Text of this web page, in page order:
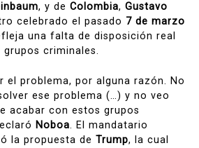
, y de Colombia, Gustavo
celebrado el pasado 7 de marzo
una falta de disposición real
criminales.
el problema, por alguna razón. No
ese problema (…) y no veo
acabar con estos grupos
Noboa. El mandatario
la propuesta de Trump, la cual